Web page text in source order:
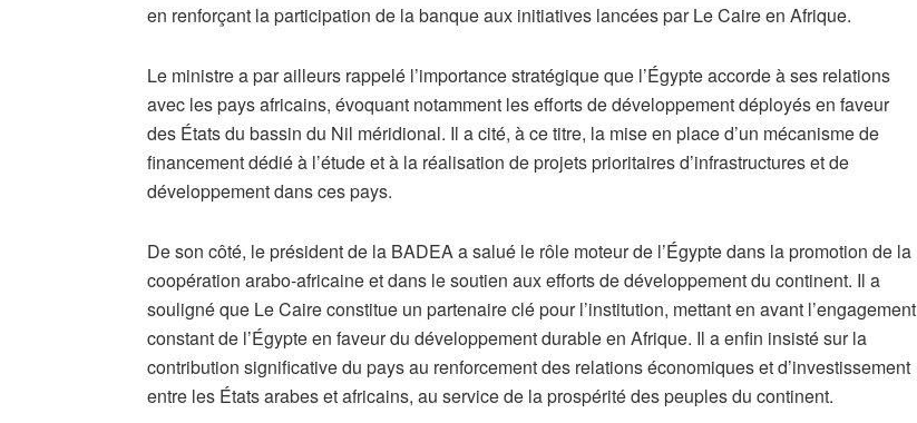
en renforçant la participation de la banque aux initiatives lancées par Le Caire en Afrique.
Le ministre a par ailleurs rappelé l’importance stratégique que l’Égypte accorde à ses relations
avec les pays africains, évoquant notamment les efforts de développement déployés en faveur
des États du bassin du Nil méridional. Il a cité, à ce titre, la mise en place d’un mécanisme de
financement dédié à l’étude et à la réalisation de projets prioritaires d’infrastructures et de
développement dans ces pays.
De son côté, le président de la BADEA a salué le rôle moteur de l’Égypte dans la promotion de la
coopération arabo-africaine et dans le soutien aux efforts de développement du continent. Il a
souligné que Le Caire constitue un partenaire clé pour l’institution, mettant en avant l’engagement
constant de l’Égypte en faveur du développement durable en Afrique. Il a enfin insisté sur la
contribution significative du pays au renforcement des relations économiques et d’investissement
entre les États arabes et africains, au service de la prospérité des peuples du continent.